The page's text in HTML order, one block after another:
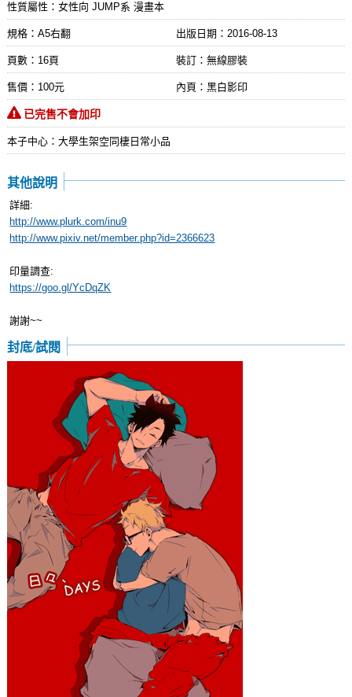
性質屬性：女性向 JUMP系 漫畫本
規格：A5右翻 出版日期： 2016-08-13
頁數：16頁 裝訂：無線膠裝
售價：100元 內頁：黑白影印
已完售不會加印
本子中心：大學生架空同棲日常小品
其他說明
詳細:
http://www.plurk.com/inu9
http://www.pixiv.net/member.php?id=2366623
印量調查:
https://goo.gl/YcDqZK
謝謝~~
封底/試閱